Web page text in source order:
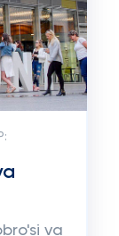
va